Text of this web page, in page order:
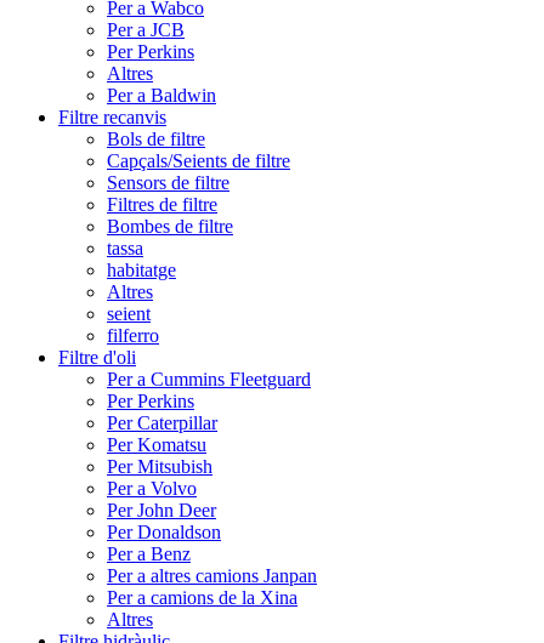
Per a Wabco
Per a JCB
Per Perkins
Altres
Per a Baldwin
Filtre recanvis
Bols de filtre
Capçals/Seients de filtre
Sensors de filtre
Filtres de filtre
Bombes de filtre
tassa
habitatge
Altres
seient
filferro
Filtre d'oli
Per a Cummins Fleetguard
Per Perkins
Per Caterpillar
Per Komatsu
Per Mitsubish
Per a Volvo
Per John Deer
Per Donaldson
Per a Benz
Per a altres camions Janpan
Per a camions de la Xina
Altres